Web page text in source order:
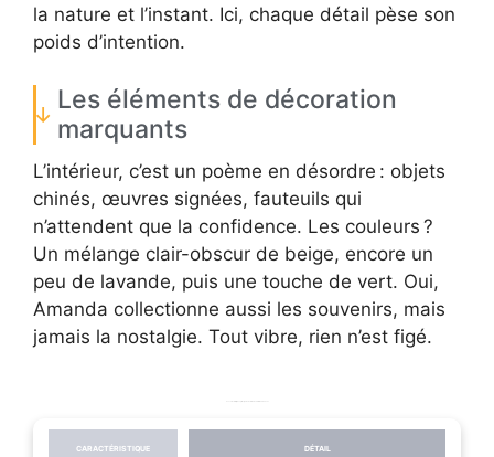
la nature et l’instant. Ici, chaque détail pèse son
poids d’intention.
Les éléments de décoration
marquants
L’intérieur, c’est un poème en désordre : objets
chinés, œuvres signées, fauteuils qui
n’attendent que la confidence. Les couleurs ?
Un mélange clair-obscur de beige, encore un
peu de lavande, puis une touche de vert. Oui,
Amanda collectionne aussi les souvenirs, mais
jamais la nostalgie. Tout vibre, rien n’est figé.
CARACTÉRISTIQUE DÉTAIL